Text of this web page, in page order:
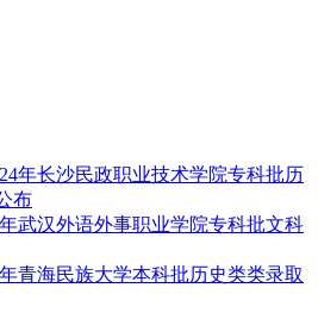
年长沙民政职业技术学院专科批历
布
武汉外语外事职业学院专科批文科
青海民族大学本科批历史类类录取